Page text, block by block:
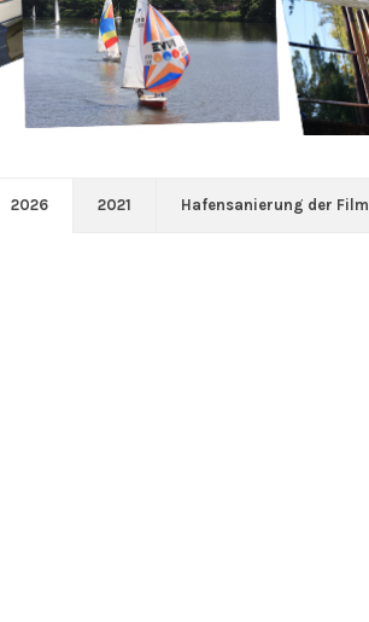
2026 2021 Hafensanierung der Film